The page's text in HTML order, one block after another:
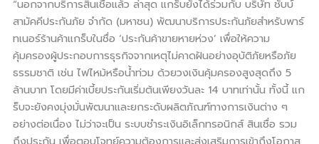
“นอกจากบริการสินเชื่อแล้ว ล่าสุด แกร็บยังได้ร่วมกับ บริษัท ชับบ์
สามัคคีประกันภัย จำกัด (มหาชน) พัฒนาบริการประกันภัยสำหรับพาร์
ทเนอร์ร้านค้าแกร็บในชื่อ ‘ประกันค้าขายหายห่วง’ เพื่อให้ความ
คุ้มครองผู้ประกอบการธุรกิจจากเหตุไม่คาดฝันอย่างอุบัติภัยหรือภัย
ธรรมชาติ เช่น ไฟไหม้หรือน้ำท่วม ด้วยวงเงินคุ้มครองสูงสุดถึง 5
ล้านบาท โดยมีค่าเบี้ยประกันเริ่มต้นเพียงวันละ 14 บาทเท่านั้น ทั้งนี้ แก
ร็บจะยังคงมุ่งมั่นพัฒนาและยกระดับผลิตภัณฑ์ทางการเงินต่าง ๆ
อย่างต่อเนื่อง ไม่ว่าจะเป็น ระบบชำระเงินอิเล็กทรอนิกส์ สินเชื่อ รวม